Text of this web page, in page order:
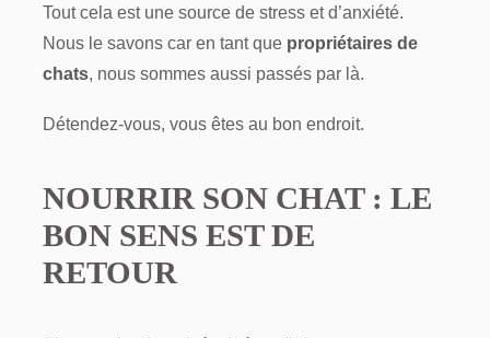
Tout cela est une source de stress et d’anxiété.
Nous le savons car en tant que propriétaires de
chats, nous sommes aussi passés par là.
Détendez-vous, vous êtes au bon endroit.
NOURRIR SON CHAT : LE
BON SENS EST DE
RETOUR